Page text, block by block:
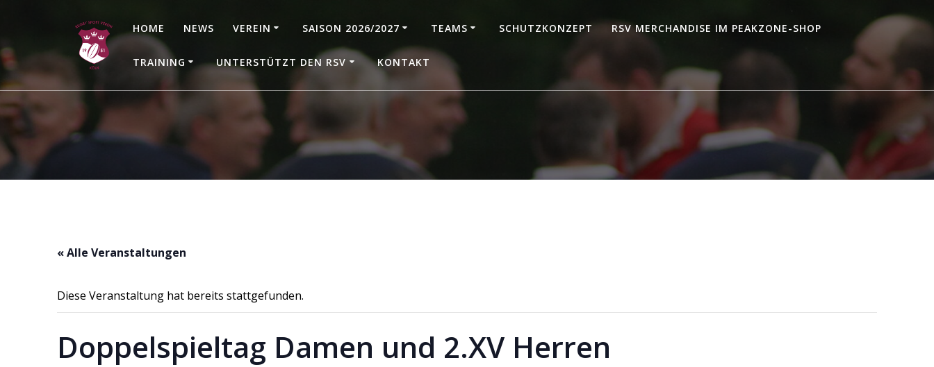
HOME NEWS VEREIN SAISON 2026/2027 TEAMS SCHUTZKONZEPT RSV MERCHANDISE IM PEAKZONE-SHOP
TRAINING UNTERSTÜTZT DEN RSV KONTAKT
« Alle Veranstaltungen
Diese Veranstaltung hat bereits stattgefunden.
Doppelspieltag Damen und 2.XV Herren